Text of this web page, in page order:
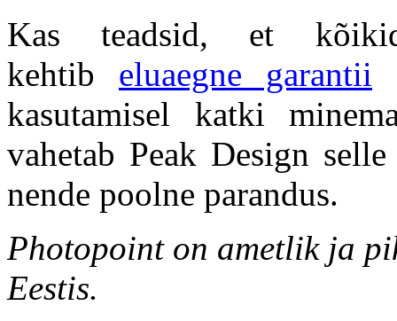
Kas teadsid, et
kehtib eluaegne garantii
kasutamisel katki
vahetab Peak Design
nende poolne parandus.
Photopoint on ametlik ja
Eestis.